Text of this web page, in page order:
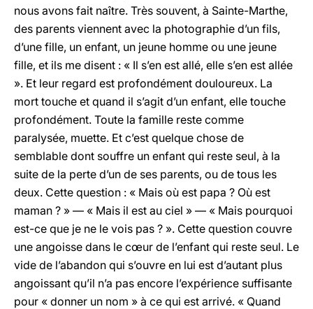
nous avons fait naître. Très souvent, à Sainte-Marthe,
des parents viennent avec la photographie d’un fils,
d’une fille, un enfant, un jeune homme ou une jeune
fille, et ils me disent : « Il s’en est allé, elle s’en est allée
». Et leur regard est profondément douloureux. La
mort touche et quand il s’agit d’un enfant, elle touche
profondément. Toute la famille reste comme
paralysée, muette. Et c’est quelque chose de
semblable dont souffre un enfant qui reste seul, à la
suite de la perte d’un de ses parents, ou de tous les
deux. Cette question : « Mais où est papa ? Où est
maman ? » — « Mais il est au ciel » — « Mais pourquoi
est-ce que je ne le vois pas ? ». Cette question couvre
une angoisse dans le cœur de l’enfant qui reste seul. Le
vide de l’abandon qui s’ouvre en lui est d’autant plus
angoissant qu’il n’a pas encore l’expérience suffisante
pour « donner un nom » à ce qui est arrivé. « Quand